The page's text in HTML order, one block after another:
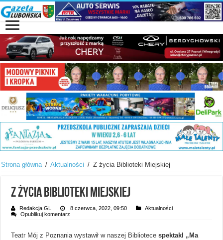
Strona główna / Aktualności / Z życia Biblioteki Miejskiej
Z życia Biblioteki Miejskiej
Redakcja GL 8 czerwca, 2022, 09:50
Aktualności
Opublikuj komentarz
Teatr Mój z Poznania wystawił w naszej Bibliotecespektakl „Ma